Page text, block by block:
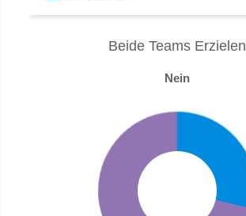
Beide Teams Erzielen
Nein